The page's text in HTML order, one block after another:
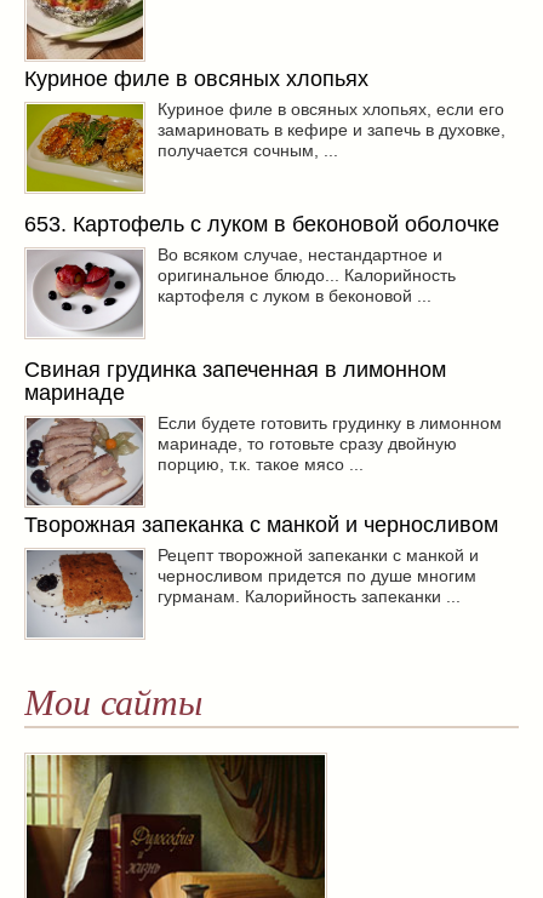
Куриное филе в овсяных хлопьях
Куриное филе в овсяных хлопьях, если его
замариновать в кефире и запечь в духовке,
получается сочным, ...
653. Картофель с луком в беконовой оболочке
Во всяком случае, нестандартное и
оригинальное блюдо... Калорийность
картофеля с луком в беконовой ...
Свиная грудинка запеченная в лимонном
маринаде
Если будете готовить грудинку в лимонном
маринаде, то готовьте сразу двойную
порцию, т.к. такое мясо ...
Творожная запеканка с манкой и черносливом
Рецепт творожной запеканки с манкой и
черносливом придется по душе многим
гурманам. Калорийность запеканки ...
Мои сайты